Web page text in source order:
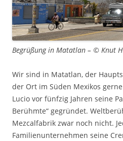
Begrüßung in Matatlan – © Knut
Wir sind in Matatlan, der
der Ort im Süden Mexikos
Lucio vor fünfzig Jahren seine
Berühmte“ gegründet.
Mezcalfabrik zwar noch nicht.
Familienunternehmen seine